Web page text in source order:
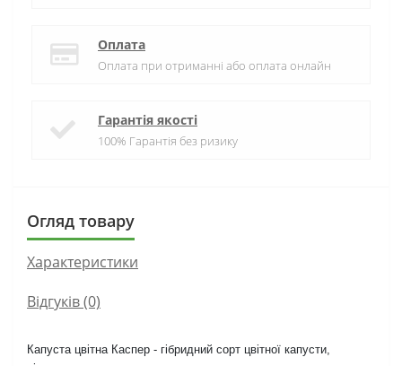
Оплата
Оплата при отриманні або оплата онлайн
Гарантія якості
100% Гарантія без ризику
Огляд товару
Характеристики
Відгуків (0)
Капуста цвітна Каспер - гібридний сорт цвітної капусти,